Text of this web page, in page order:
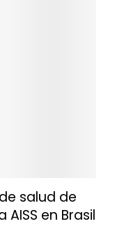
salud de
en Brasil